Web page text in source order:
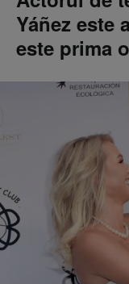
Yáñez este
este prima